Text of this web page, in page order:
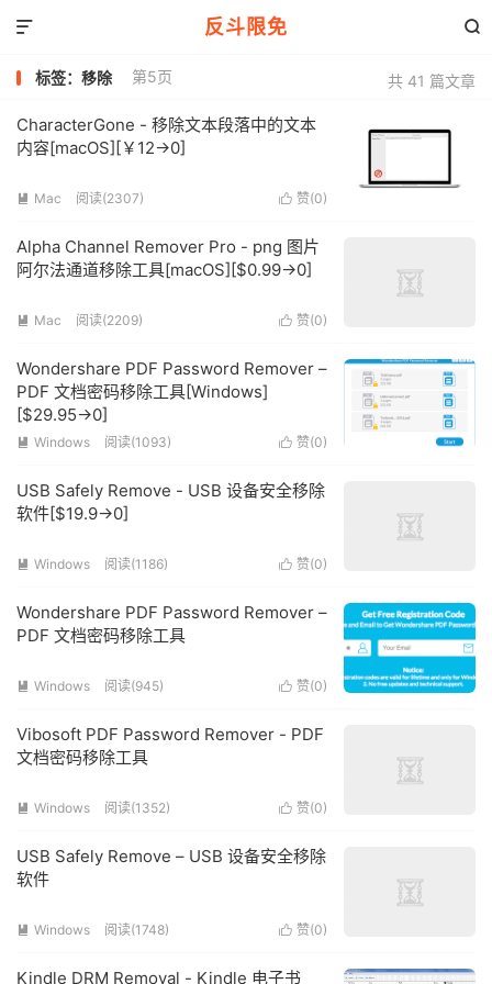
反斗限免 

共 41 篇文章
标签：移除 第5页
CharacterGone - 移除文本段落中的文本
内容[macOS][￥12→0]
 赞(0)
 Mac 阅读(2307)
Alpha Channel Remover Pro - png 图片
阿尔法通道移除工具[macOS][$0.99→0]
 赞(0)
 Mac 阅读(2209)
Wondershare PDF Password Remover –
PDF 文档密码移除工具[Windows]
[$29.95→0]
 赞(0)
 Windows 阅读(1093)
USB Safely Remove - USB 设备安全移除
软件[$19.9→0]
 赞(0)
 Windows 阅读(1186)
Wondershare PDF Password Remover –
PDF 文档密码移除工具
 赞(0)
 Windows 阅读(945)
Vibosoft PDF Password Remover - PDF
文档密码移除工具
 赞(0)
 Windows 阅读(1352)
USB Safely Remove – USB 设备安全移除
软件
 赞(0)
 Windows 阅读(1748)
Kindle DRM Removal - Kindle 电子书